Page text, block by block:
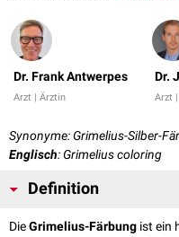
Dr. Frank Antwerpes
Arzt | Ärztin
Dr.
Arzt
Synonyme: Grimelius-Silber-
Englisch: Grimelius coloring
Definition
DieGrimelius-Färbung ist ein